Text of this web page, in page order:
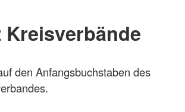
Kreisverbände
den Anfangsbuchstaben des